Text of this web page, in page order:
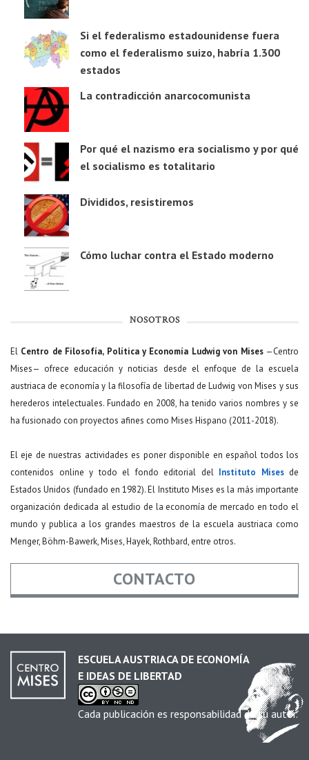
Si el federalismo estadounidense fuera
como el federalismo suizo, habría 1.300
estados
La contradicción anarcocomunista
Por qué el nazismo era socialismo y por qué
el socialismo es totalitario
Divididos, resistiremos
Cómo luchar contra el Estado moderno
NOSOTROS
El Centro de Filosofía, Política y Economía Ludwig von Mises—Centro
Mises— ofrece educación y noticias desde el enfoque de la escuela
austriaca de economía y la filosofía de libertad de Ludwig von Mises y sus
herederos intelectuales. Fundado en 2008, ha tenido varios nombres y se
ha fusionado con proyectos afines como Mises Hispano (2011-2018).
El eje de nuestras actividades es poner disponible en español todos los
contenidos online y todo el fondo editorial del Instituto Misesde
Estados Unidos (fundado en 1982). El Instituto Mises es la más importante
organización dedicada al estudio de la economía de mercado en todo el
mundo y publica a los grandes maestros de la escuela austriaca como
Menger, Böhm-Bawerk, Mises, Hayek, Rothbard, entre otros.
CONTACTO
Email *
ESCUELA AUSTRIACA DE ECONOMÍA
E IDEAS DE LIBERTAD
Cada publicación es responsabilidad de su autor.